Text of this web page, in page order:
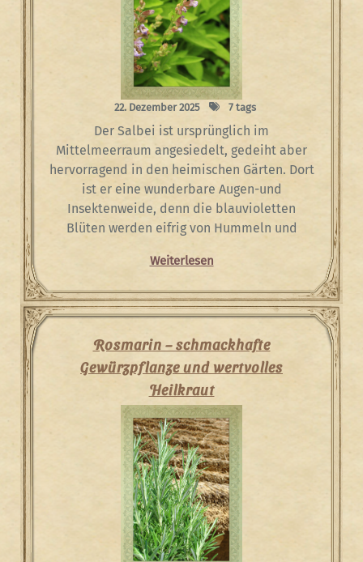
22. Dezember 2025 7 tags
Der Salbei ist ursprünglich im
Mittelmeerraum angesiedelt, gedeiht aber
hervorragend in den heimischen Gärten. Dort
ist er eine wunderbare Augen-und
Insektenweide, denn die blauvioletten
Blüten werden eifrig von Hummeln und
Weiterlesen
Rosmarin – schmackhafte
Gewürzpflanze und wertvolles
Heilkraut